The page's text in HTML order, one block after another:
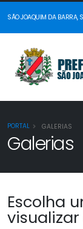
SÃO JOAQUIM DA BARRA,
PORTAL GALERIAS
Galerias
Escolha